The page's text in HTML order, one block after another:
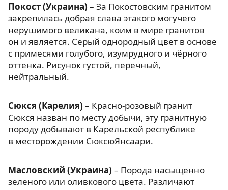
Покост (Украина) – За Покостовским гранитом
закрепилась добрая слава этакого могучего
нерушимого великана, коим в мире гранитов
он и является. Серый однородный цвет в основе
с примесями голубого, изумрудного и чёрного
оттенка. Рисунок густой, перечный,
нейтральный.
Сюкся (Карелия) – Красно-розовый гранит
Сюкся назван по месту добычи, эту гранитную
породу добывают в Карельской республике
в месторождении СюксюЯнсаари.
Масловский (Украина) – Порода насыщенно
зеленого или оливкового цвета. Различают